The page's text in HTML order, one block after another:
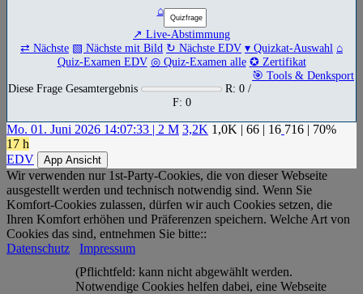
⌂
↗ Live-Abstimmung
⇄ Nächste ▧ Nächste mit Bild ↻ Nächste EDV ▾ Quizkat-Auswahl ⌂
Quiz-Examen EDV ◎ Quiz-Examen alle ✪ Zertifikat
🎯 Tools & Denksport
Diese Frage Gesamtergebnis
R: 0 /
F: 0
Mo. 01. Juni 2026 14:07:33 | 2 M 3,2K 1,0K | 66 | 16 716 | 70%
17 h
EDV
App Ansicht
Wir verwenden nur 1st-Party-Cookies, die von dieser Webseite
ausgestellt werden und technisch notwendig sind. Wenn Sie
Komfort-Cookies zulassen, dürfen wir auch Cookies setzen, die
Ihren Komfort erhöhen und Präferenzen speichern. Welche Art von
Cookies das sind, entnehmen Sie bitte::
Datenschutz
Impressum
(Pflichtfeld: kann nicht abgewählt werden.
Notwendige Cookies helfen dabei, eine Webseite